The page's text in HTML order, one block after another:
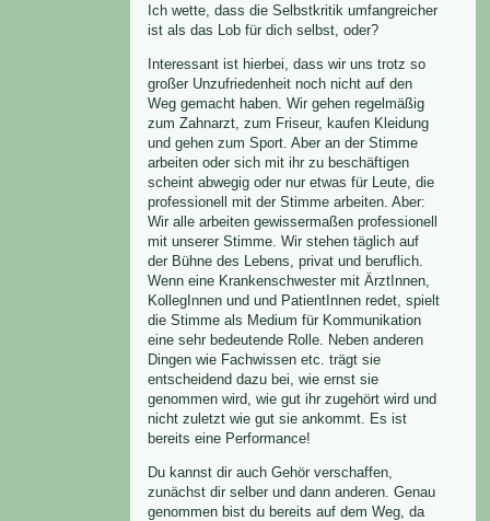
Ich wette, dass die Selbstkritik umfangreicher
ist als das Lob für dich selbst, oder?
Interessant ist hierbei, dass wir uns trotz so
großer Unzufriedenheit noch nicht auf den
Weg gemacht haben. Wir gehen regelmäßig
zum Zahnarzt, zum Friseur, kaufen Kleidung
und gehen zum Sport. Aber an der Stimme
arbeiten oder sich mit ihr zu beschäftigen
scheint abwegig oder nur etwas für Leute, die
professionell mit der Stimme arbeiten. Aber:
Wir alle arbeiten gewissermaßen professionell
mit unserer Stimme. Wir stehen täglich auf
der Bühne des Lebens, privat und beruflich.
Wenn eine Krankenschwester mit ÄrztInnen,
KollegInnen und und PatientInnen redet, spielt
die Stimme als Medium für Kommunikation
eine sehr bedeutende Rolle. Neben anderen
Dingen wie Fachwissen etc. trägt sie
entscheidend dazu bei, wie ernst sie
genommen wird, wie gut ihr zugehört wird und
nicht zuletzt wie gut sie ankommt. Es ist
bereits eine Performance!
Du kannst dir auch Gehör verschaffen,
zunächst dir selber und dann anderen. Genau
genommen bist du bereits auf dem Weg, da